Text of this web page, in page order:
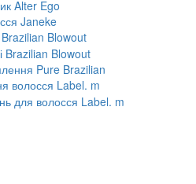
Alter Ego
Janeke
Blowout
Brazilian Blowout
Pure Brazilian
волосся Label. m
для волосся Label. m